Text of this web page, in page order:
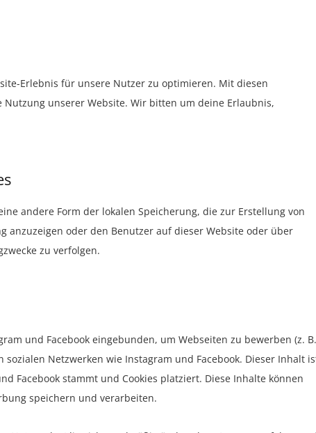
Erlebnis für unsere Nutzer zu optimieren. Mit diesen
unserer Website. Wir bitten um deine Erlaubnis,
andere Form der lokalen Speicherung, die zur Erstellung von
anzuzeigen oder den Benutzer auf dieser Website oder über
zu verfolgen.
und Facebook eingebunden, um Webseiten zu bewerben (z. B.
sozialen Netzwerken wie Instagram und Facebook. Dieser Inhalt
Facebook stammt und Cookies platziert. Diese Inhalte können
speichern und verarbeiten.